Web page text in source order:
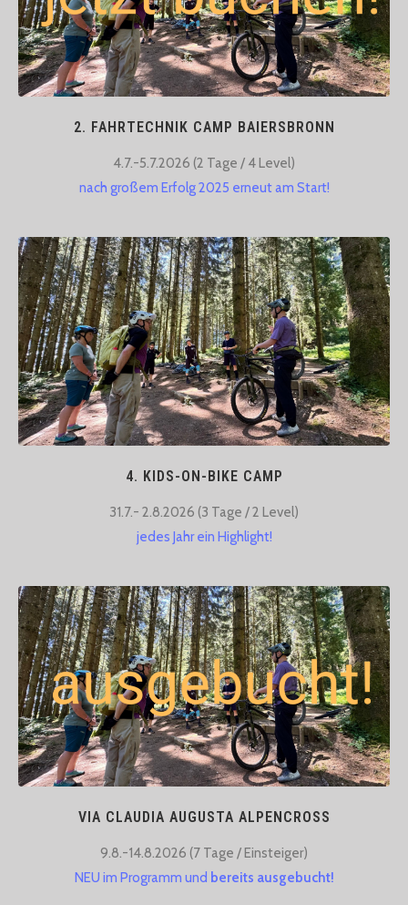
2. FAHRTECHNIK CAMP BAIERSBRONN
4.7.-5.7.2026 (2 Tage / 4 Level)​
nach großem Erfolg 2025 erneut am Start!
4. KIDS-ON-BIKE CAMP
31.7.- 2.8.2026 (3 Tage / 2 Level)​
jedes Jahr ein Highlight!
VIA CLAUDIA AUGUSTA ALPENCROSS
9.8.-14.8.2026 (7 Tage / Einsteiger)​
NEU im Programm und bereits ausgebucht!